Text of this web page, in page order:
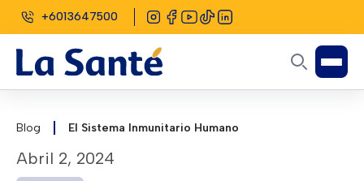
+6013647500
Blog El Sistema Inmunitario Humano
abril 2, 2024